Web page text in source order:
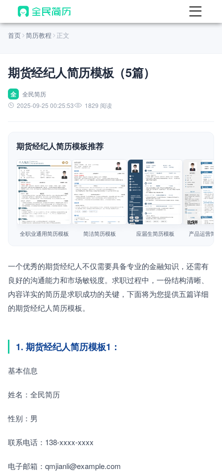
首页
AI 生成简历
AI 优化简历
AI 翻译简历
AI 模拟面试
面试自我介绍
AI 职场工具 New
简历模板
简历教程
首页 简历教程 正文
期货经纪人简历模板（5篇）
全
全民简历
2025-09-25 00:25:53
1829 阅读
期货经纪人简历模板推荐
查看模板
全职业通用简历模板
查看模板
简洁简历模板
查看模板
应届生简历模板
查看模板
产品运营简
一个优秀的期货经纪人不仅需要具备专业的金融知识，还需有
良好的沟通能力和市场敏锐度。求职过程中，一份结构清晰、
内容详实的简历是求职成功的关键，下面将为您提供五篇详细
的期货经纪人简历模板。
1. 期货经纪人简历模板1：
基本信息
姓名：全民简历
性别：男
联系电话：138-xxxx-xxxx
电子邮箱：qmjianli@example.com